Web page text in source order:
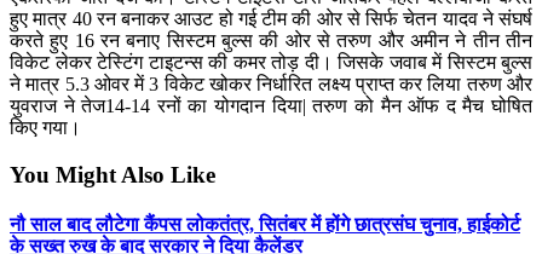
हुए मात्र 40 रन बनाकर आउट हो गई टीम की ओर से सिर्फ चेतन यादव ने संघर्ष
करते हुए 16 रन बनाए सिस्टम बुल्स की ओर से तरुण और अमीन ने तीन तीन
विकेट लेकर टेस्टिंग टाइटन्स की कमर तोड़ दी। जिसके जवाब में सिस्टम बुल्स
ने मात्र 5.3 ओवर में 3 विकेट खोकर निर्धारित लक्ष्य प्राप्त कर लिया तरुण और
युवराज ने तेज14-14 रनों का योगदान दिया| तरुण को मैन ऑफ द मैच घोषित
किए गया।
You Might Also Like
नौ साल बाद लौटेगा कैंपस लोकतंत्र, सितंबर में होंगे छात्रसंघ चुनाव, हाईकोर्ट
के सख्त रुख के बाद सरकार ने दिया कैलेंडर